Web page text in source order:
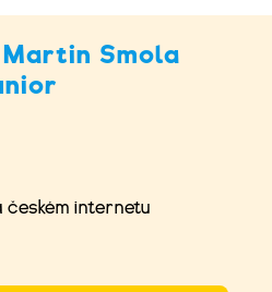
Smola
internetu